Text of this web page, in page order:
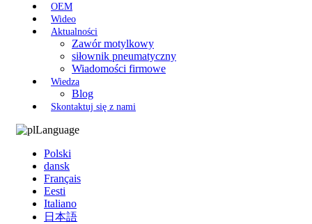
OEM
Wideo
Aktualności
Zawór motylkowy
siłownik pneumatyczny
Wiadomości firmowe
Wiedza
Blog
Skontaktuj się z nami
Language
Polski
dansk
Français
Eesti
Italiano
日本語